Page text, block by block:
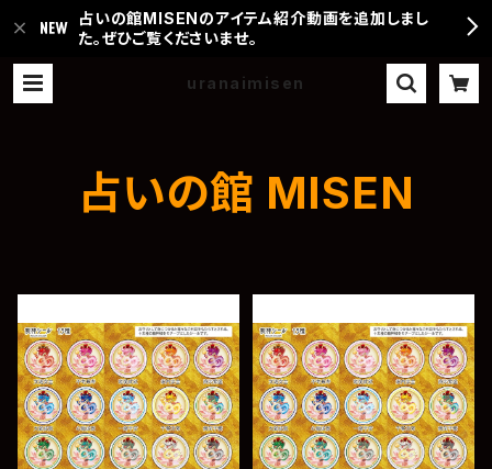
占いの館MISENのアイテム紹介動画を追加しまし
た。ぜひご覧くださいませ。
uranaimisen
占いの館 MISEN